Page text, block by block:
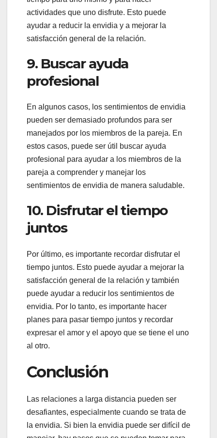
actividades que uno disfrute. Esto puede
ayudar a reducir la envidia y a mejorar la
satisfacción general de la relación.
9. Buscar ayuda
profesional
En algunos casos, los sentimientos de envidia
pueden ser demasiado profundos para ser
manejados por los miembros de la pareja. En
estos casos, puede ser útil buscar ayuda
profesional para ayudar a los miembros de la
pareja a comprender y manejar los
sentimientos de envidia de manera saludable.
10. Disfrutar el tiempo
juntos
Por último, es importante recordar disfrutar el
tiempo juntos. Esto puede ayudar a mejorar la
satisfacción general de la relación y también
puede ayudar a reducir los sentimientos de
envidia. Por lo tanto, es importante hacer
planes para pasar tiempo juntos y recordar
expresar el amor y el apoyo que se tiene el uno
al otro.
Conclusión
Las relaciones a larga distancia pueden ser
desafiantes, especialmente cuando se trata de
la envidia. Si bien la envidia puede ser difícil de